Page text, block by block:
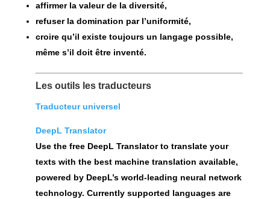
affirmer la valeur de la diversité,
refuser la domination par l’uniformité,
croire qu’il existe toujours un langage possible,
même s’il doit être inventé.
Les outils les traducteurs
Traducteur universel
DeepL Translator
Use the free DeepL Translator to translate your
texts with the best machine translation available,
powered by DeepL’s world-leading neural network
technology. Currently supported languages are